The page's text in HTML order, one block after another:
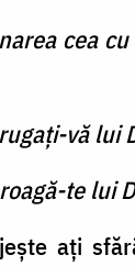
cea
vă lui
te lui
aţi